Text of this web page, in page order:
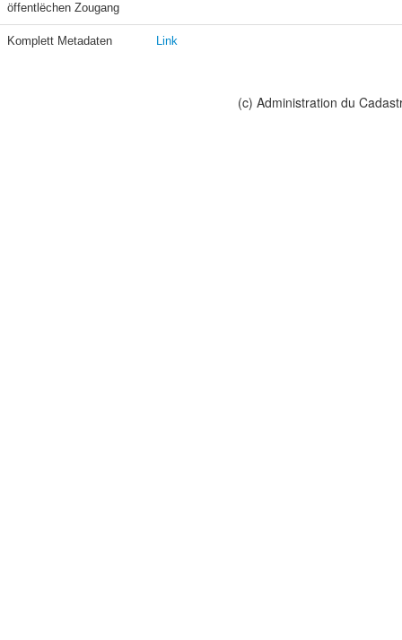
öffentlëchen Zougang
Komplett Metadaten Link
(c) Administration du